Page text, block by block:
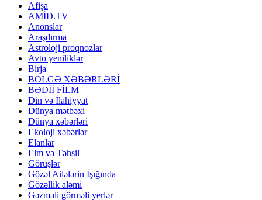
Afişa
AMİD.TV
Anonslar
Araşdırma
Astroloji proqnozlar
Avto yeniliklər
Birja
BÖLGƏ XƏBƏRLƏRİ
BƏDİİ FİLM
Din və İlahiyyat
Dünya mətbəxi
Dünya xəbərləri
Ekoloji xəbərlər
Elanlar
Elm və Təhsil
Görüşlər
Gözəl Ailələrin İşığında
Gözəllik aləmi
Gəzməli görməli yerlər